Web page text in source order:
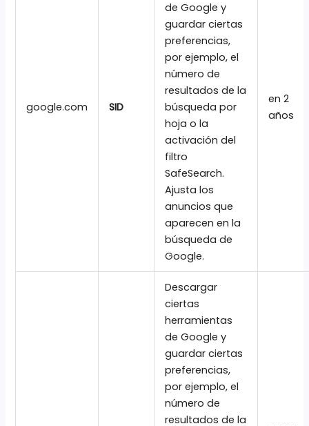
google.com SID
de Google y
guardar ciertas
preferencias,
por ejemplo, el
número de
resultados de la
búsqueda por
hoja o la
activación del
filtro
SafeSearch.
Ajusta los
anuncios que
aparecen en la
búsqueda de
Google.
en 2
años
Descargar
ciertas
herramientas
de Google y
guardar ciertas
preferencias,
por ejemplo, el
número de
resultados de la